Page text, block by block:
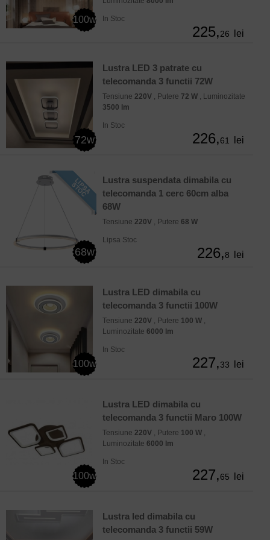
100w In Stoc
225,26 lei
72w
Lustra LED 3 patrate cu
telecomanda 3 functii 72W
Tensiune 220V , Putere 72 W , Luminozitate
3500 lm
In Stoc
226,61 lei
68w
Lustra suspendata dimabila cu
telecomanda 1 cerc 60cm alba
68W
Tensiune 220V , Putere 68 W
Lipsa Stoc
226,8 lei
100w
Lustra LED dimabila cu
telecomanda 3 functii 100W
Tensiune 220V , Putere 100 W ,
Luminozitate 6000 lm
In Stoc
227,33 lei
100w
Lustra LED dimabila cu
telecomanda 3 functii Maro 100W
Tensiune 220V , Putere 100 W ,
Luminozitate 6000 lm
In Stoc
227,65 lei
Lustra led dimabila cu
telecomanda 3 functii 59W